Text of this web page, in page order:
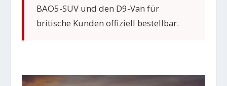
BAO5-SUV und den D9-Van für
britische Kunden offiziell bestellbar.